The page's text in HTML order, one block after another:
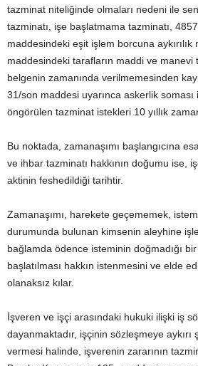
tazminat niteliğinde olmaları nedeni ile
tazminatı, işe başlatmama tazminatı,
maddesindeki eşit işlem borcuna
maddesindeki tarafların maddi ve
belgenin zamanında verilmemesinden
31/son maddesi uyarınca askerlik
öngörülen tazminat istekleri 10 yıllık
Bu noktada, zamanaşımı başlangıcına
ve ihbar tazminatı hakkının doğumu ise,
aktinin feshedildiği tarihtir.
Zamanaşımı, harekete geçememek,
durumunda bulunan kimsenin aleyhine
bağlamda ödence isteminin doğmadığı bir
başlatılması hakkın istenmesini ve elde
olanaksız kılar.
İşveren ve işçi arasındaki hukuki ilişki iş
dayanmaktadır, işçinin sözleşmeye
vermesi halinde, işverenin zararının